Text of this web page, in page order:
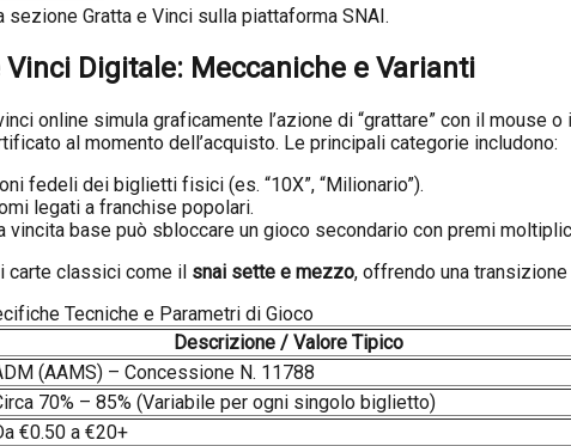
sezione Gratta e Vinci sulla piattaforma SNAI.
Digitale: Meccaniche e Varianti
online simula graficamente l’azione di “grattare” con il mouse
al momento dell’acquisto. Le principali categorie includono:
fedeli dei biglietti fisici (es. “10X”, “Milionario”).
legati a franchise popolari.
vincita base può sbloccare un gioco secondario con premi
carte classici come il snai sette e mezzo, offrendo una
Tecniche e Parametri di Gioco
Descrizione / Valore Tipico
(AAMS) – Concessione N. 11788
70% – 85% (Variabile per ogni singolo biglietto)
€0.50 a €20+